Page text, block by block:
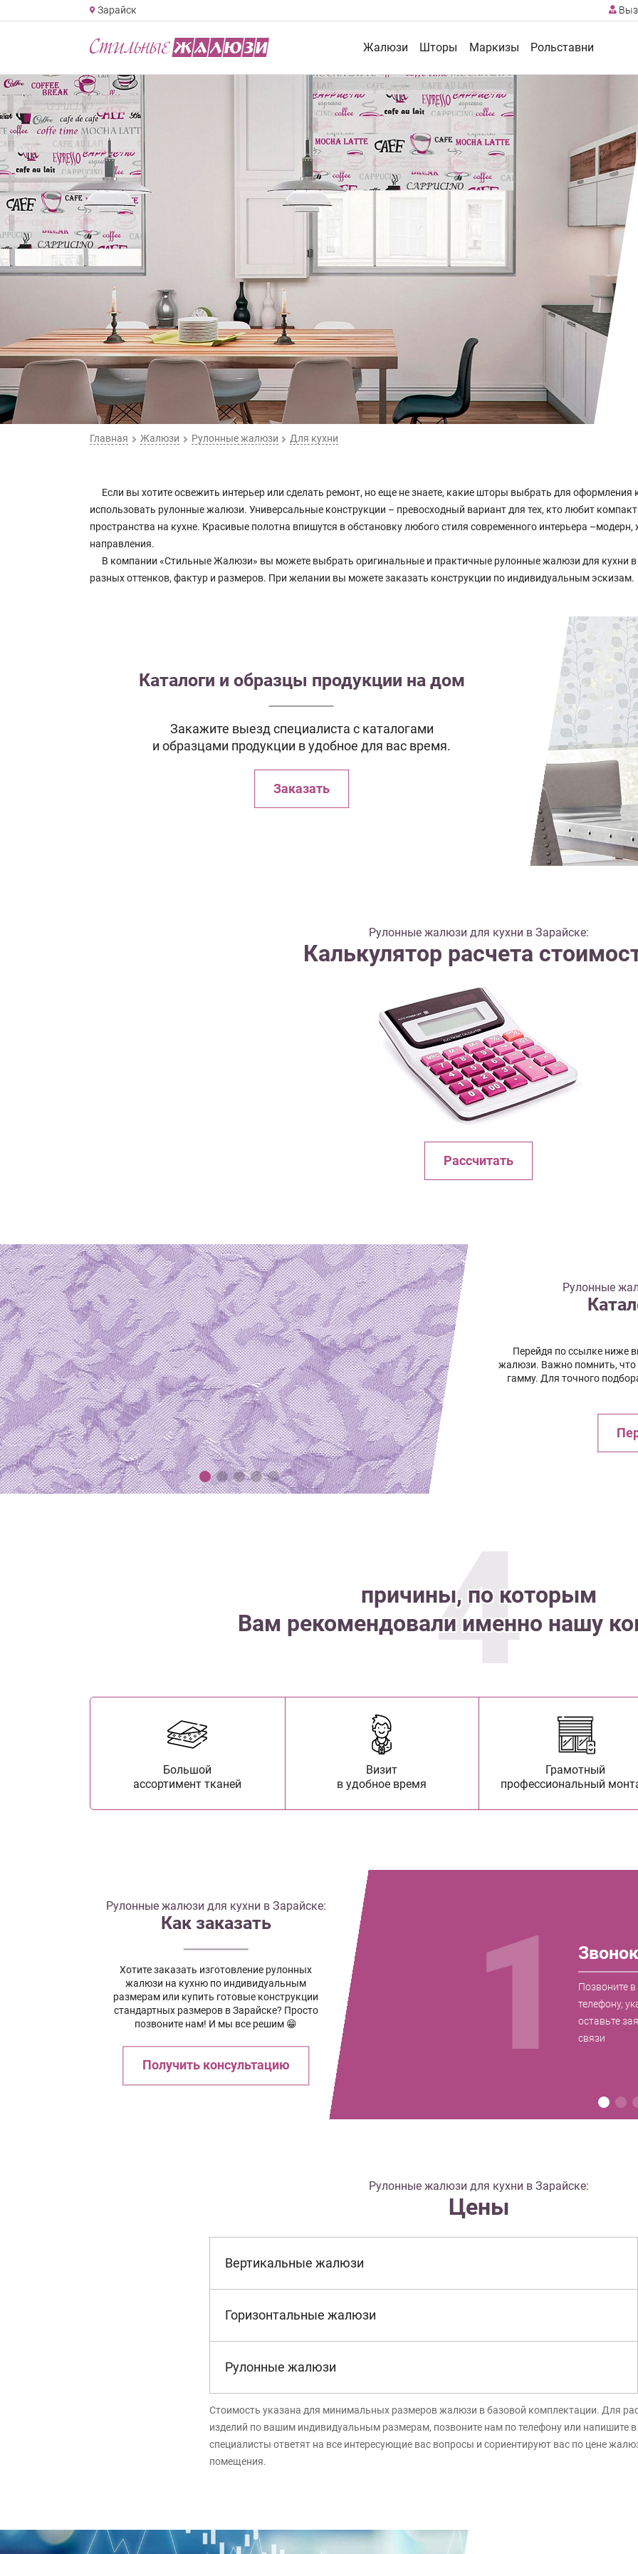
Зарайск
Жалюзи Шторы Маркизы Рольставни
Главная Жалюзи Рулонные жалюзи Для кухни
Если вы хотите освежить интерьер или сделать ремонт, но еще не знаете, какие шторы выбрать для оформления
использовать рулонные жалюзи. Универсальные конструкции – превосходный вариант для тех, кто любит
пространства на кухне. Красивые полотна впишутся в обстановку любого стиля современного интерьера –модерн,
направления.
В компании «Стильные Жалюзи» вы можете выбрать оригинальные и практичные рулонные жалюзи для кухни в
разных оттенков, фактур и размеров. При желании вы можете заказать конструкции по индивидуальным эскизам.
Каталоги и образцы продукции на дом
Закажите выезд специалиста с каталогами
и образцами продукции в удобное для вас время.
Заказать
Рулонные жалюзи для кухни в Зарайске:
Калькулятор расчета
Рассчитать
Рулонные
Перейдя по ссылке ниже
жалюзи. Важно помнить, что
гамму. Для точного
4
причины, по которым
Вам рекомендовали именно нашу
Большой
ассортимент тканей
Визит
в удобное время
Грамотный
профессиональный
Рулонные жалюзи для кухни в Зарайске:
Как заказать
Хотите заказать изготовление рулонных
жалюзи на кухню по индивидуальным
размерам или купить готовые конструкции
стандартных размеров в Зарайске? Просто
позвоните нам! И мы все решим 😁
Получить консультацию 1 Звонок
Позвоните
телефону,
оставьте
связи
Рулонные жалюзи для кухни в Зарайске:
Цены
Вертикальные жалюзи
Горизонтальные жалюзи
Рулонные жалюзи
Стоимость указана для минимальных размеров жалюзи в базовой комплектации. Для
изделий по вашим индивидуальным размерам, позвоните нам по телефону или напишите
специалисты ответят на все интересующие вас вопросы и сориентируют вас по цене
помещения.